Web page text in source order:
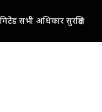
सभी अधिकार सुरक्षित